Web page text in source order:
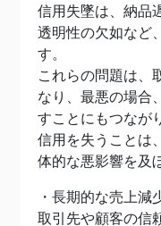
信用失墜は、納品
透明性の欠如など
す。
これらの問題は、
なり、最悪の場合
すことにもつなが
信用を失うことは
体的な悪影響を及
・長期的な売上減
取引先や顧客の信